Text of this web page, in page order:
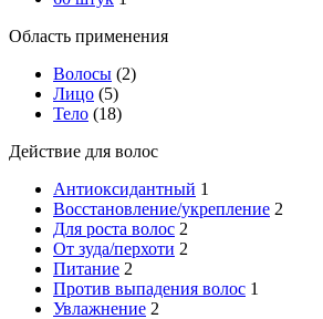
Область применения
Волосы (2)
Лицо (5)
Тело (18)
Действие для волос
Антиоксидантный 1
Восстановление/укрепление 2
Для роста волос 2
От зуда/перхоти 2
Питание 2
Против выпадения волос 1
Увлажнение 2